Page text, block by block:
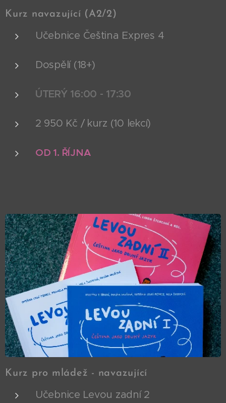
Kurz navazující (A2/2)
Učebnice Čeština Expres 4
Dospělí (18+)
ÚTERÝ 16:00 - 17:30
2 950 Kč / kurz (10 lekcí)
OD 1. ŘÍJNA
Kurz pro mládež - navazující
Učebnice Levou zadní 2